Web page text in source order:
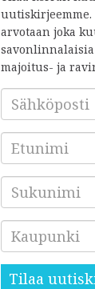
arvotaan joka
majoitus- ja
Sähköposti
Etunimi
Sukunimi
Kaupunki
Tilaa